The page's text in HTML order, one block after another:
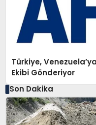
Türkiye,
Ekibi Gönderiyor
Son Dakika